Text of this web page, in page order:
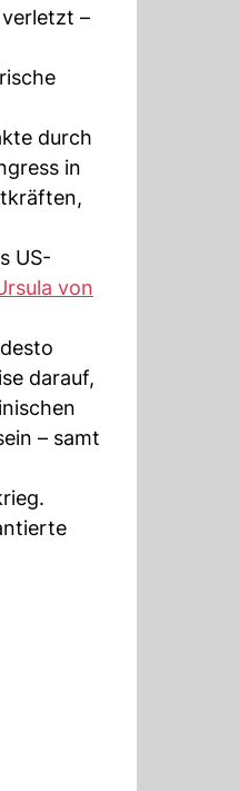
–
durch
in
US-
von
darauf,
– samt